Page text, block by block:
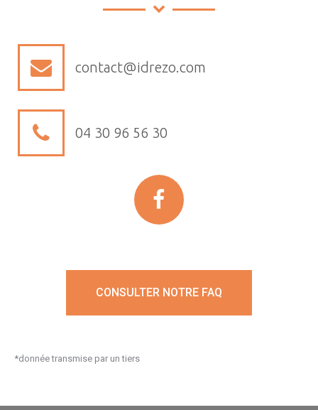
contact@idrezo.com
04 30 96 56 30
CONSULTER NOTRE FAQ
*donnée transmise par un tiers